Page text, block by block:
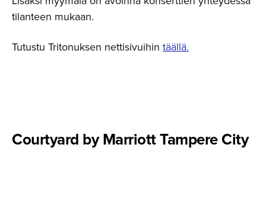
tilanteen mukaan.
Tutustu Tritonuksen nettisivuihin täällä.
Courtyard by Marriott Tampere City